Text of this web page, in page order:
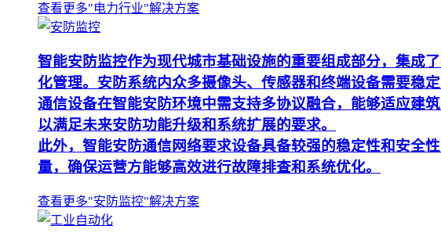
查看更多"电力行业"解决方案
智能安防监控作为现代城市基础设施的重要组成部分，集成
化管理。安防系统内众多摄像头、传感器和终端设备需要稳
通信设备在智能安防环境中需支持多协议融合，能够适应建
以满足未来安防功能升级和系统扩展的要求。
此外，智能安防通信网络要求设备具备较强的稳定性和安全
量，确保运营方能够高效进行故障排查和系统优化。
查看更多"安防监控"解决方案